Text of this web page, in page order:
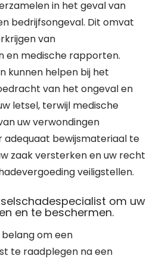
in het geval van
bedrijfsongeval. Dit omvat
van
en medische rapporten.
kunnen helpen bij het
van het ongeval en
letsel, terwijl medische
uw verwondingen
adequaat bewijsmateriaal te
zaak versterken en uw recht
veiligstellen.
om uw
en te beschermen.
om een
te raadplegen na een